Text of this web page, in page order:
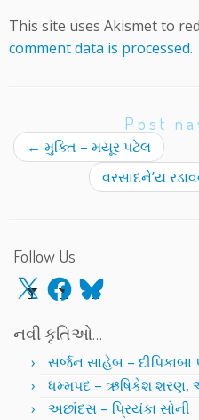
This site uses Akismet to
comment data is processed.
Post
← મુક્તિ – મયૂર પટેલ
વરસાદને’ય
Follow Us
X Facebook
Bluesky
નવી કૃતિઓ…
સર્જન સાહેબ – દીપિકાબા
ધમ્મપદ – ઋષિકેશ શરણ,
અછાંદસ – પ્રિયંકા સોની